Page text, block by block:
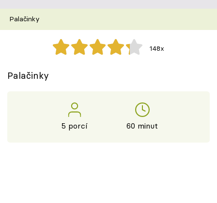
Recepty z TV
Speciál: Cuketa
Těhotnej kuchař
Sledujte prima+
Palačinky
148x
Palačinky
5 porcí 60 minut